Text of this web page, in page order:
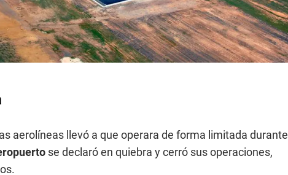
aerolíneas llevó a que operara de forma limitada durante
se declaró en quiebra y cerró sus operaciones,